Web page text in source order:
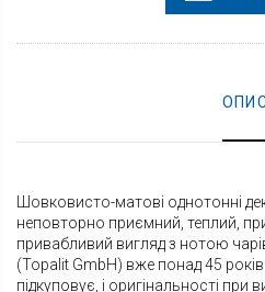
Шовковисто-матові однотонні
неповторно приємний, теплий,
привабливий вигляд з нотою
(Topalit GmbH) вже понад 45
підкуповує, і оригінальності при